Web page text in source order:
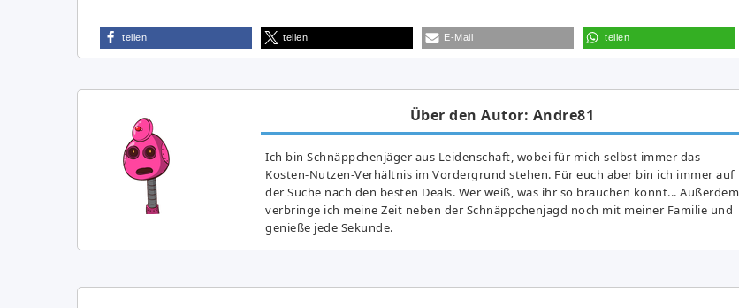
teilen teilen E-Mail teilen
Über den Autor: Andre81
Ich bin Schnäppchenjäger aus Leidenschaft, wobei für mich selbst immer das
Kosten-Nutzen-Verhältnis im Vordergrund stehen. Für euch aber bin ich immer auf
der Suche nach den besten Deals. Wer weiß, was ihr so brauchen könnt... Außerdem
verbringe ich meine Zeit neben der Schnäppchenjagd noch mit meiner Familie und
genieße jede Sekunde.